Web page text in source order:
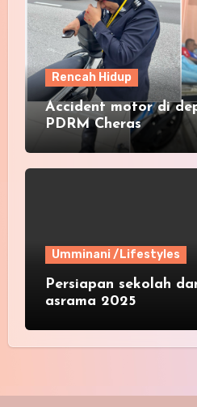
Rencah Hidup
Accident motor di
PDRM Cheras
Umminani /Lifestyles
Persiapan sekolah
asrama 2025